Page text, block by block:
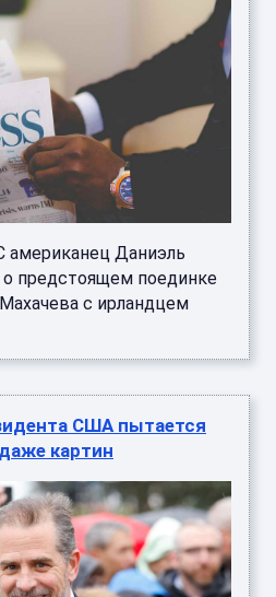
американец Даниэль
предстоящем поединке
с ирландцем
США пытается
картин